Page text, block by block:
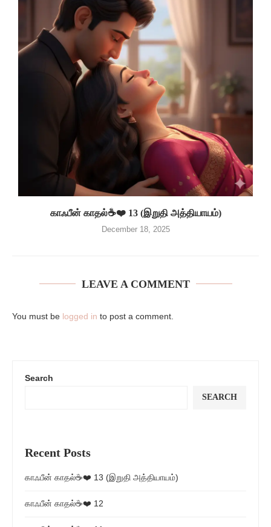
காஃபீன் காதல்☕❤️ 13 (இறுதி அத்தியாயம்)
December 18, 2025
LEAVE A COMMENT
You must be logged in to post a comment.
Search
SEARCH
Recent Posts
காஃபீன் காதல்☕❤️ 13 (இறுதி அத்தியாயம்)
காஃபீன் காதல்☕❤️ 12